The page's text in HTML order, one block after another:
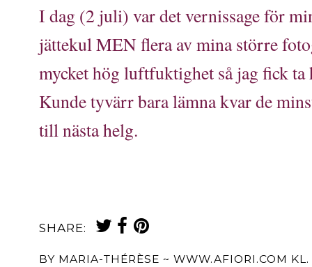
I dag (2 juli) var det vernissage för
jättekul MEN flera av mina större
mycket hög luftfuktighet så jag fick ta
Kunde tyvärr bara lämna kvar de
till nästa helg.
SHARE:
BY MARIA-THÉRÈSE ~ WWW.AFIORI.COM KL.